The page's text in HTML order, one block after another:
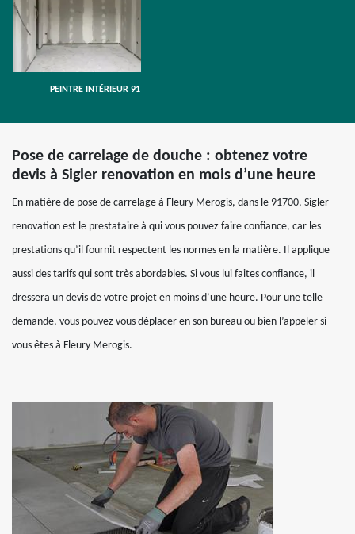
PEINTRE INTÉRIEUR 91
Pose de carrelage de douche : obtenez votre
devis à Sigler renovation en mois d’une heure
En matière de pose de carrelage à Fleury Merogis, dans le 91700, Sigler
renovation est le prestataire à qui vous pouvez faire confiance, car les
prestations qu’il fournit respectent les normes en la matière. Il applique
aussi des tarifs qui sont très abordables. Si vous lui faites confiance, il
dressera un devis de votre projet en moins d’une heure. Pour une telle
demande, vous pouvez vous déplacer en son bureau ou bien l’appeler si
vous êtes à Fleury Merogis.